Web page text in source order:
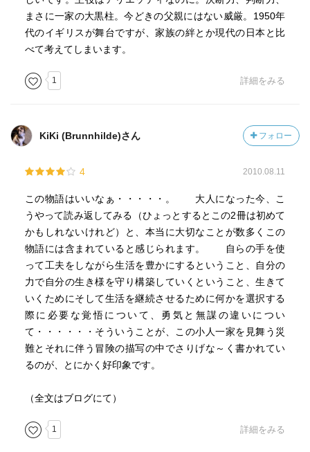
まさに一家の大黒柱。今どきの父親にはない威厳。1950年
代のイギリスが舞台ですが、家族の絆とか現代の日本と比
べて考えてしまいます。
1 詳細をみる
KiKi (Brunnhilde)さん フォロー
4 2010.08.11
この物語はいいなぁ・・・・・。 大人になった今、こ
うやって読み返してみる（ひょっとするとこの2冊は初めて
かもしれないけれど）と、本当に大切なことが数多くこの
物語には含まれていると感じられます。 自らの手を使
って工夫をしながら生活を豊かにするということ、自分の
力で自分の生き様を守り構築していくということ、生きて
いくためにそして生活を継続させるために何かを選択する
際に必要な覚悟について、勇気と無謀の違いについ
て・・・・・・そういうことが、この小人一家を見舞う災
難とそれに伴う冒険の描写の中でさりげな～く書かれてい
るのが、とにかく好印象です。
（全文はブログにて）
1 詳細をみる